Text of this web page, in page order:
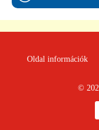
©
Oldal információk